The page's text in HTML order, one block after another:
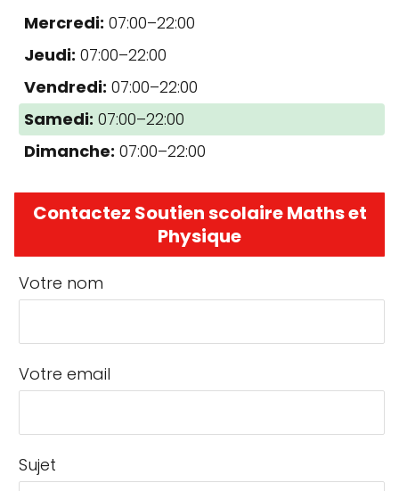
Mercredi: 07:00–22:00
Jeudi: 07:00–22:00
Vendredi: 07:00–22:00
Samedi: 07:00–22:00
Dimanche: 07:00–22:00
Contactez Soutien scolaire Maths et
Physique
Votre nom
Votre email
Sujet